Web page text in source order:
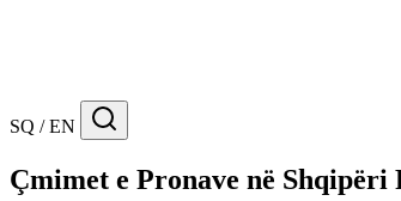
SQ / EN
Çmimet e Pronave në Shqipëri